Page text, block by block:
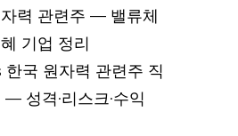
력 관련주 — 밸류체
기업 정리
한국 원자력 관련주 직
— 성격·리스크·수익